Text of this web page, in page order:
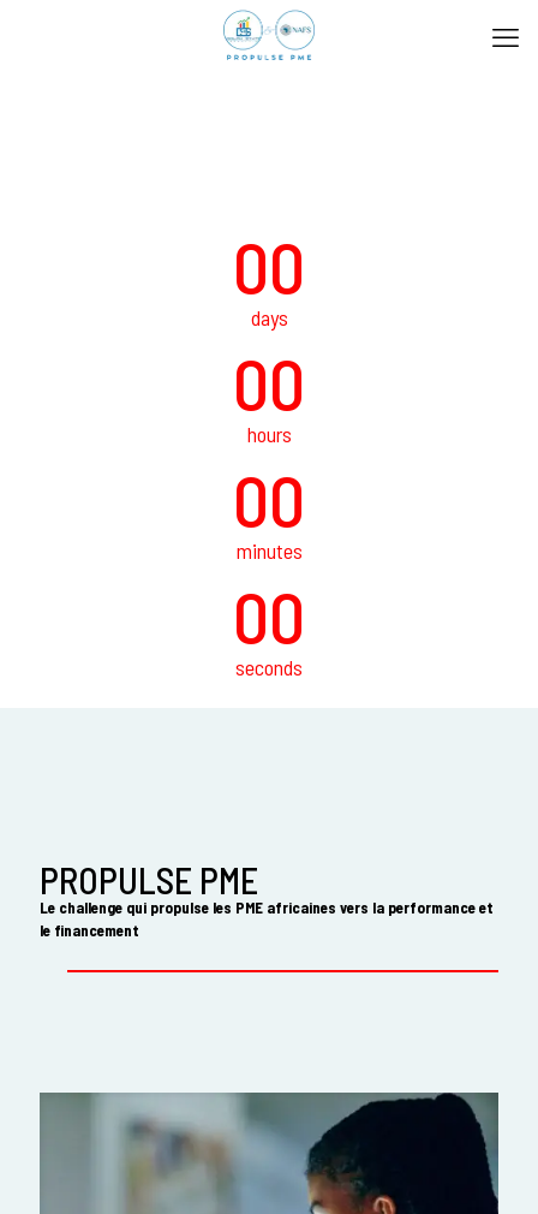
00
days
00
hours
00
minutes
00
seconds
PROPULSE PME
Le challenge qui propulse les PME africaines vers la performance et
le financement